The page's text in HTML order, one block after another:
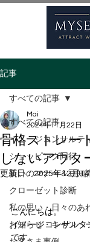
記事
すべての記事
イメージコンサルテ
ショッピング同行
装いのマナー＆豆知
クローゼット診断
私の思い・日々のあ
お知らせ・キャンペ
すべての記事
骨格ストレー
しないアウタ
Mai
2024年11月22日
更新日：2025年12月14
こんにちは。
イメージコンサルタ
です。